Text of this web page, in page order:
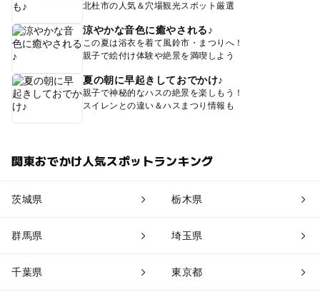
北杜市の人気＆穴場観光スポット厳選
涼やかな音色に癒やされる♪
この夏は浴衣を着て風鈴市・まつりへ！
親子で絵付け体験や絶景を満喫しよう
夏の朝に早起きしておでかけ♪
親子で神秘的なハスの絶景を楽しもう！
スイレンとの違い＆ハスまつり情報も
関東おでかけ人気スポットランキング
茨城県 栃木県
群馬県 埼玉県
千葉県 東京都